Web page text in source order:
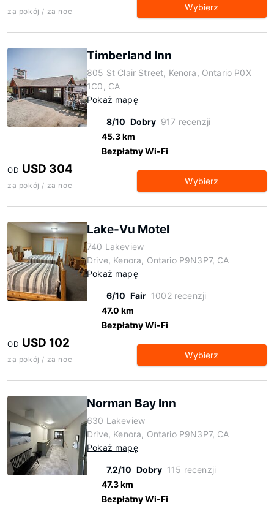
za pokój / za noc Wybierz
Timberland Inn
805 St Clair Street, Kenora, Ontario P0X
1C0, CA
Pokaż mapę
8/10 Dobry 917 recenzji
45.3 km
Bezpłatny Wi-Fi
OD USD 304
za pokój / za noc Wybierz
Lake-Vu Motel
740 Lakeview
Drive, Kenora, Ontario P9N3P7, CA
Pokaż mapę
6/10 Fair 1002 recenzji
47.0 km
Bezpłatny Wi-Fi
OD USD 102
za pokój / za noc Wybierz
Norman Bay Inn
630 Lakeview
Drive, Kenora, Ontario P9N3P7, CA
Pokaż mapę
7.2/10 Dobry 115 recenzji
47.3 km
Bezpłatny Wi-Fi